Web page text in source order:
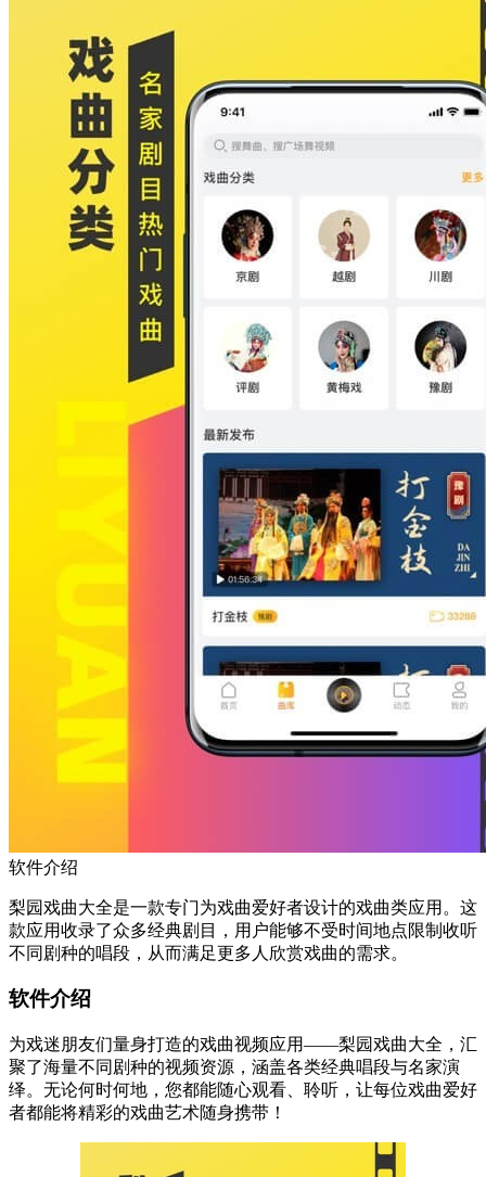
软件介绍
梨园戏曲大全是一款专门为戏曲爱好者设计的戏曲类应用。这
款应用收录了众多经典剧目，用户能够不受时间地点限制收听
不同剧种的唱段，从而满足更多人欣赏戏曲的需求。
软件介绍
为戏迷朋友们量身打造的戏曲视频应用——梨园戏曲大全，汇
聚了海量不同剧种的视频资源，涵盖各类经典唱段与名家演
绎。无论何时何地，您都能随心观看、聆听，让每位戏曲爱好
者都能将精彩的戏曲艺术随身携带！